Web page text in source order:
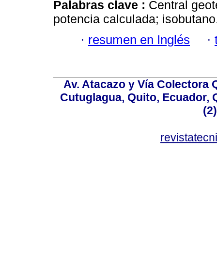
Palabras clave : Central
potencia calculada;
· resumen en Inglés ·
Av. Atacazo y Vía Colectora
Cutuglagua, Quito, Ecuador,